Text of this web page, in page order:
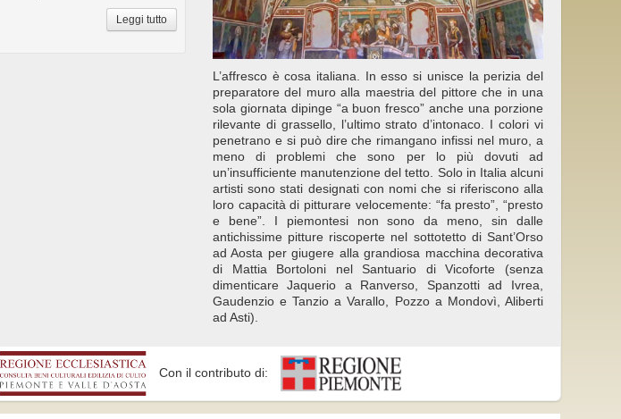
Leggi tutto
L’affresco è cosa italiana. In esso si unisce la perizia del
preparatore del muro alla maestria del pittore che in una
sola giornata dipinge “a buon fresco” anche una porzione
rilevante di grassello, l’ultimo strato d’intonaco. I colori vi
penetrano e si può dire che rimangano infissi nel muro, a
meno di problemi che sono per lo più dovuti ad
un’insufficiente manutenzione del tetto. Solo in Italia alcuni
artisti sono stati designati con nomi che si riferiscono alla
loro capacità di pitturare velocemente: “fa presto”, “presto
e bene”. I piemontesi non sono da meno, sin dalle
antichissime pitture riscoperte nel sottotetto di Sant’Orso
ad Aosta per giugere alla grandiosa macchina decorativa
di Mattia Bortoloni nel Santuario di Vicoforte (senza
dimenticare Jaquerio a Ranverso, Spanzotti ad Ivrea,
Gaudenzio e Tanzio a Varallo, Pozzo a Mondovì, Aliberti
ad Asti).
Con il contributo di: